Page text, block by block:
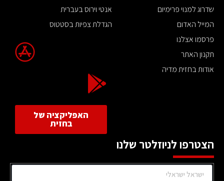
שדרוג למנוי פרימיום
המייל האדום
פרסמו אצלנו
תקנון האתר
אודות בחזית מדיה
אנטי וירוס בעברית
הגדלת צפיות בסטטוס
האפליקציה של
בחזית
הצטרפו לניוזלטר שלנו